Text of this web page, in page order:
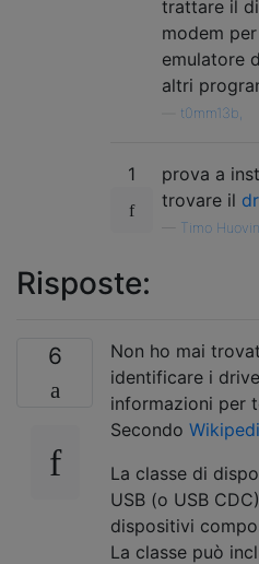
trattare il
modem
emulatore
altri
t0mm13b,
1 prova a
trovare il
Timo
Risposte:
6
Non ho mai
identificare i
informazioni per
Secondo
La classe di
USB (o USB
dispositivi
La classe può